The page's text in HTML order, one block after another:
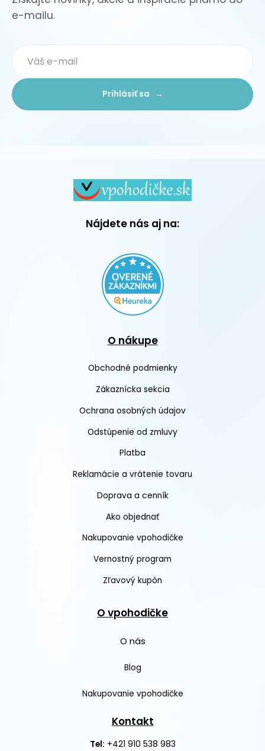
e-mailu.
Prihlásiť sa →
Nájdete nás aj na:
O nákupe
Obchodné podmienky
Zákaznícka sekcia
Ochrana osobných údajov
Odstúpenie od zmluvy
Platba
Reklamácie a vrátenie tovaru
Doprava a cenník
Ako objednať
Nakupovanie vpohodičke
Vernostný program
Zľavový kupón
O vpohodičke
O nás
Blog
Nakupovanie vpohodičke
Kontakt
Tel: +421 910 538 983